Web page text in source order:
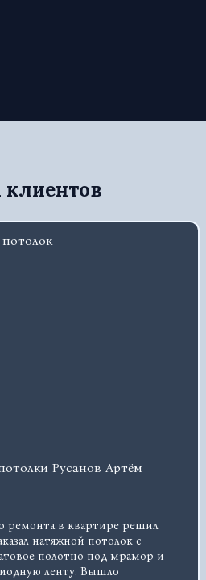
клиентов
ремонта в квартире решил
натяжной потолок с
полотно под мрамор и
ленту. Вышло